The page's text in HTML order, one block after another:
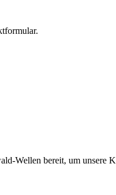
Wellen bereit, um unsere